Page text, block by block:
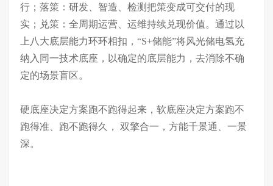
行；落策：研发、智造、检测把策变成可交付的现
实；兑策：全周期运营、运维持续兑现价值。 通过以
上 八大底层能力环环相扣 ， “S+储能”将风光储电氢充
纳入同一技术底座，以确定的底层能力，去消除不确
定的场景盲区。
硬底座决定方案跑不跑得起来，软底座决定方案跑不
跑得准、跑不跑得久，
双擎合一，方能千景通、一景
深。